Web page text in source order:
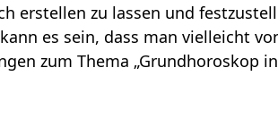
erstellen zu lassen und
es sein, dass man vielleicht
zum Thema „Grundhoroskop